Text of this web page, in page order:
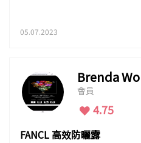
05.07.2023
Brenda
會員
4.75
FANCL 高效防曬露